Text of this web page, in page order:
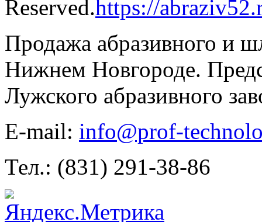
Reserved.https://
Продажа абразивного и
Нижнем Новгороде.
Лужского абразивного
E-mail: info@prof-
Тел.: (831) 291-38-86